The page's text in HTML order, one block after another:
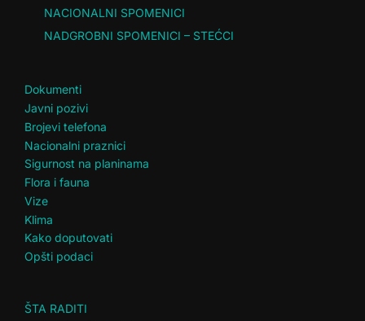
NACIONALNI SPOMENICI
NADGROBNI SPOMENICI – STEĆCI
Dokumenti
Javni pozivi
Brojevi telefona
Nacionalni praznici
Sigurnost na planinama
Flora i fauna
Vize
Klima
Kako doputovati
Opšti podaci
ŠTA RADITI